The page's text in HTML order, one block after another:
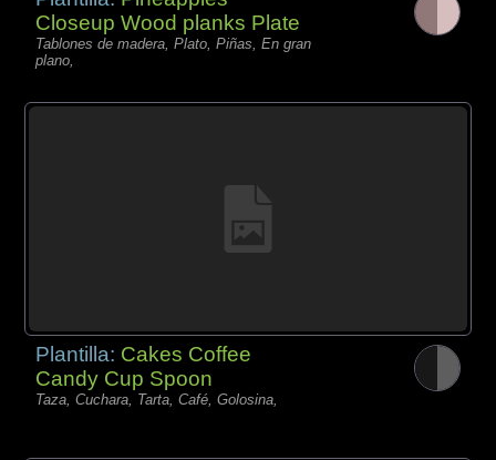
Closeup Wood planks Plate
Tablones de madera, Plato, Piñas, En gran
plano,
Plantilla: Cakes Coffee
Candy Cup Spoon
Taza, Cuchara, Tarta, Café, Golosina,